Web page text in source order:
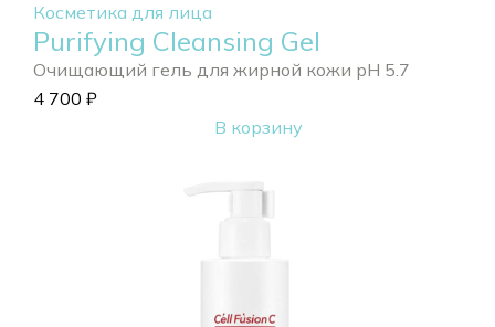
Косметика для лица
Purifying Cleansing Gel
Очищающий гель для жирной кожи pH 5.7
4 700 ₽
В корзину